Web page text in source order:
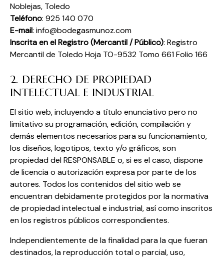
Noblejas, Toledo
Teléfono: 925 140 070
E-mail: info@bodegasmunoz.com
Inscrita en el Registro (Mercantil / Público): Registro
Mercantil de Toledo Hoja TO-9532 Tomo 661 Folio 166
2. DERECHO DE PROPIEDAD
INTELECTUAL E INDUSTRIAL
El sitio web, incluyendo a título enunciativo pero no
limitativo su programación, edición, compilación y
demás elementos necesarios para su funcionamiento,
los diseños, logotipos, texto y/o gráficos, son
propiedad del RESPONSABLE o, si es el caso, dispone
de licencia o autorización expresa por parte de los
autores. Todos los contenidos del sitio web se
encuentran debidamente protegidos por la normativa
de propiedad intelectual e industrial, así como inscritos
en los registros públicos correspondientes.
Independientemente de la finalidad para la que fueran
destinados, la reproducción total o parcial, uso,